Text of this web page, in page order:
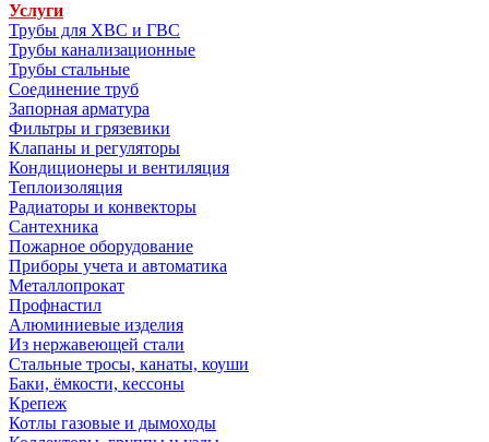
Услуги
Трубы для ХВС и ГВС
Трубы канализационные
Трубы стальные
Соединение труб
Запорная арматура
Фильтры и грязевики
Клапаны и регуляторы
Кондиционеры и вентиляция
Теплоизоляция
Радиаторы и конвекторы
Сантехника
Пожарное оборудование
Приборы учета и автоматика
Металлопрокат
Профнастил
Алюминиевые изделия
Из нержавеющей стали
Стальные тросы, канаты, коуши
Баки, ёмкости, кессоны
Крепеж
Котлы газовые и дымоходы